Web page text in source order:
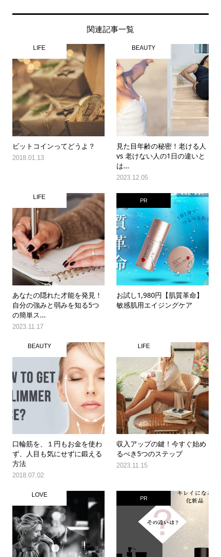
関連記事一覧
LIFE
ビットコインってどうよ？
2018.01.13
BEAUTY
見た目年齢の秘密！老ける人
vs 老けない人の1日の違いと
は...
2023.12.05
LIFE
あなたの隠れた才能を発見！
自分の強みと弱みを知る5つ
の簡単ス...
2023.11.17
PR
お試し1,980円【肌質革命】
敏感肌用エイジングケア
BEAUTY
口輪筋を、１円もお金を使わ
ず、人目も気にせずに鍛える
方法
2018.07.02
LIFE
収入アップの鍵！今すぐ始め
るべき5つのステップ
2023.11.15
LOVE PR